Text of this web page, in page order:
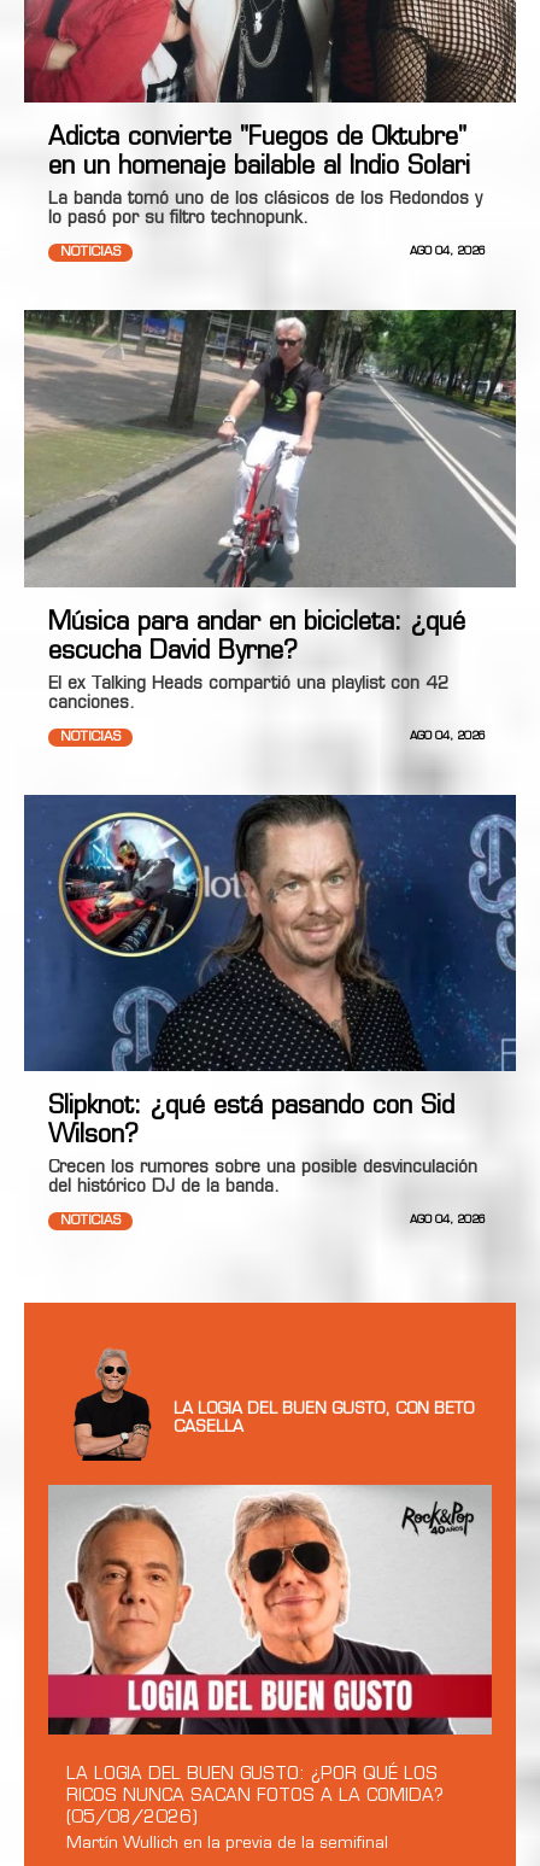
Adicta convierte "Fuegos de Oktubre"
en un homenaje bailable al Indio Solari
La banda tomó uno de los clásicos de los Redondos y
lo pasó por su filtro technopunk.
NOTICIAS AGO 04, 2026
Música para andar en bicicleta: ¿qué
escucha David Byrne?
El ex Talking Heads compartió una playlist con 42
canciones.
NOTICIAS AGO 04, 2026
Slipknot: ¿qué está pasando con Sid
Wilson?
Crecen los rumores sobre una posible desvinculación
del histórico DJ de la banda.
NOTICIAS AGO 04, 2026
LA LOGIA DEL BUEN GUSTO, CON BETO
CASELLA
LA LOGIA DEL BUEN GUSTO: ¿POR QUÉ LOS
RICOS NUNCA SACAN FOTOS A LA COMIDA?
(05/08/2026)
Martín Wullich en la previa de la semifinal